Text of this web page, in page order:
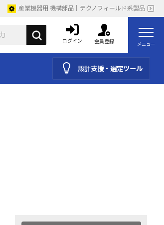
産業機器用 機構部品｜テクノフィールド系製品
ログイン 会員登録 メニュー
設計支援・選定ツール